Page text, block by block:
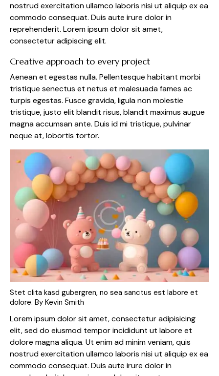
nostrud exercitation ullamco laboris nisi ut aliquip ex ea
commodo consequat. Duis aute irure dolor in
reprehenderit. Lorem ipsum dolor sit amet,
consectetur adipiscing elit.
Creative approach to every project
Aenean et egestas nulla. Pellentesque habitant morbi
tristique senectus et netus et malesuada fames ac
turpis egestas. Fusce gravida, ligula non molestie
tristique, justo elit blandit risus, blandit maximus augue
magna accumsan ante. Duis id mi tristique, pulvinar
neque at, lobortis tortor.
Stet clita kasd gubergren, no sea sanctus est labore et
dolore. By Kevin Smith
Lorem ipsum dolor sit amet, consectetur adipisicing
elit, sed do eiusmod tempor incididunt ut labore et
dolore magna aliqua. Ut enim ad minim veniam, quis
nostrud exercitation ullamco laboris nisi ut aliquip ex ea
commodo consequat. Duis aute irure dolor in